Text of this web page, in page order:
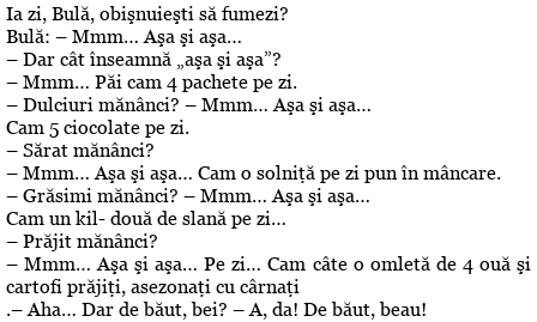
Ia zi, Bulă, obişnuieşti să fumezi?
Bulă: – Mmm… Aşa şi aşa…
– Dar cât înseamnă „aşa şi aşa”?
– Mmm… Păi cam 4 pachete pe zi.
– Dulciuri mănânci? – Mmm… Aşa şi aşa…
Cam 5 ciocolate pe zi.
– Sărat mănânci?
– Mmm… Aşa şi aşa… Cam o solniţă pe zi pun în mâncare.
– Grăsimi mănânci? – Mmm… Aşa şi aşa…
Cam un kil- două de slană pe zi…
– Prăjit mănânci?
– Mmm… Aşa şi aşa… Pe zi… Cam câte o omletă de 4 ouă şi
cartofi prăjiţi, asezonaţi cu cârnaţi
.– Aha… Dar de băut, bei? – A, da! De băut, beau!